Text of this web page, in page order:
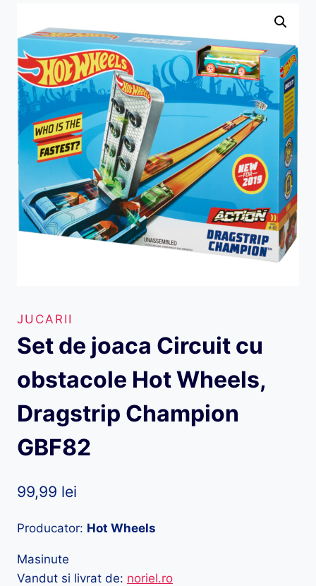
JUCARII
Set de joaca Circuit cu
obstacole Hot Wheels,
Dragstrip Champion
GBF82
99,99 lei
Producator: Hot Wheels
Masinute
Vandut si livrat de: noriel.ro